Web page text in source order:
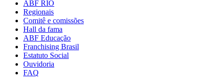
ABF RIO
Regionais
Comitê e comissões
Hall da fama
ABF Educação
Franchising Brasil
Estatuto Social
Ouvidoria
FAQ